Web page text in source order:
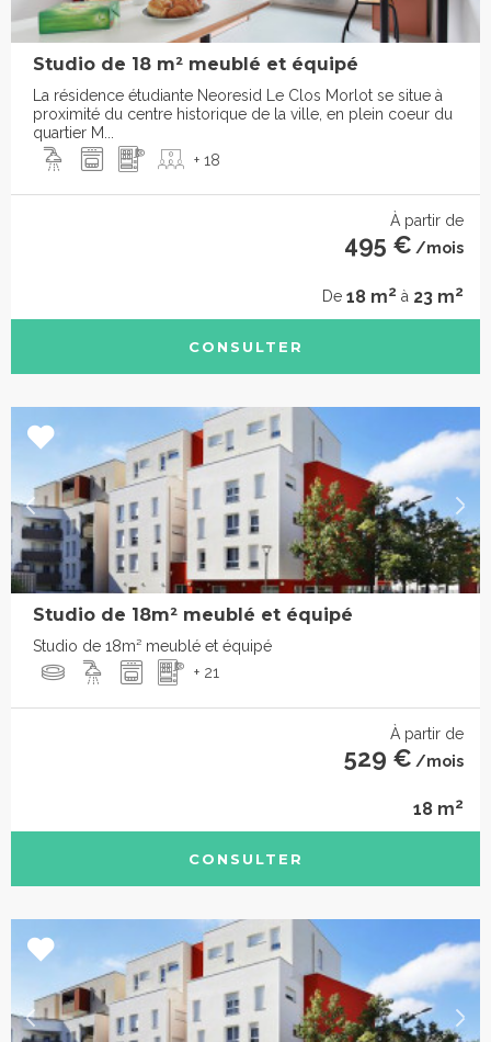
Studio de 18 m² meublé et équipé
La résidence étudiante Neoresid Le Clos Morlot se situe à
proximité du centre historique de la ville, en plein coeur du
quartier M...
+ 18
À partir de
495 € /mois
De 18 m2 à 23 m2
CONSULTER
Studio de 18m² meublé et équipé
Studio de 18m² meublé et équipé
+ 21
À partir de
529 € /mois
18 m2
CONSULTER